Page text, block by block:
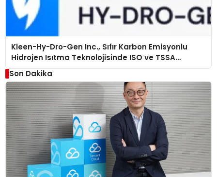
Kleen-Hy-Dro-Gen Inc., Sıfır Karbon Emisyonlu
Hidrojen Isıtma Teknolojisinde ISO ve TSSA
Düzenleyici Onaylarını Aldı
Son Dakika